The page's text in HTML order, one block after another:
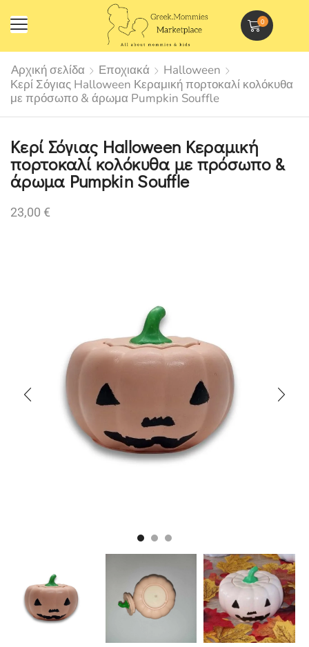
0
Αρχική σελίδα Εποχιακά
Halloween
Κερί Σόγιας Halloween Κεραμική πορτοκαλί κολόκυθα
με πρόσωπο & άρωμα Pumpkin Souffle
Κερί Σόγιας Halloween Κεραμική
πορτοκαλί κολόκυθα με πρόσωπο &
άρωμα Pumpkin Souffle
23,00 €